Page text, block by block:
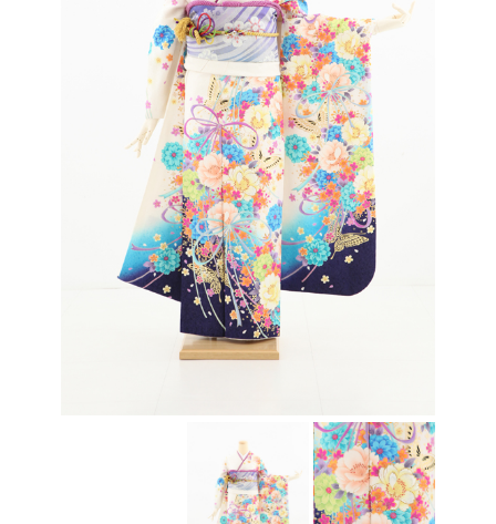
お問い合わせ・来店予約